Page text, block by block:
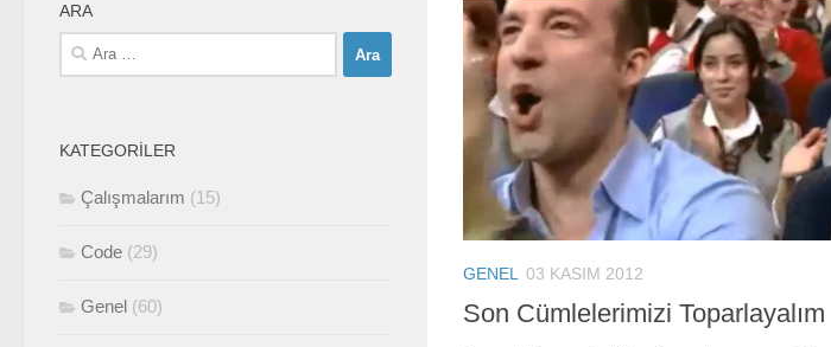
GENEL 03 KASIM 2012
Son Cümlelerimizi Toparlayalım
ARA
Arama:
KATEGORILER
Çalışmalarım (15)
Code (29)
Genel (60)